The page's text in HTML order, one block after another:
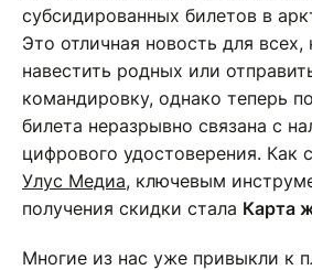
субсидированных билетов в
Это отличная новость для всех,
навестить родных или
командировку, однако теперь
билета неразрывно связана с
цифрового удостоверения. Как
Улус Медиа, ключевым
получения скидки стала Карта
Многие из нас уже привыкли к